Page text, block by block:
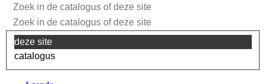
deze site
catalogus